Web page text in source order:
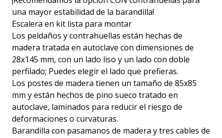
una mayor estabilidad de la barandilla!
Escalera en kit lista para montar
Los peldaños y contrahuellas están hechas de
madera tratada en autoclave con dimensiones de
28x145 mm, con un lado liso y un lado con doble
perfilado; Puedes elegir el lado que prefieras.
Los postes de madera tienen un tamaño de 85x85
mm y están hechos de pino sueco tratado en
autoclave, laminados para reducir el riesgo de
deformaciones o curvaturas.
Barandilla con pasamanos de madera y tres cables de